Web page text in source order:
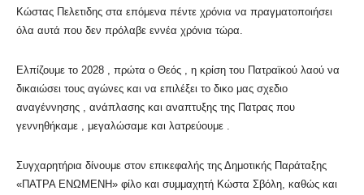
Κώστας Πελετιδης στα επόμενα πέντε χρόνια να πραγματοποιήσει
όλα αυτά που δεν πρόλαβε εννέα χρόνια τώρα.
Ελπίζουμε το 2028 , πρώτα ο Θεός , η κρίση του Πατραϊκού λαού να
δικαιώσει τους αγώνες και να επιλέξει το δικο μας σχεδιο
αναγέννησης , ανάπλασης και αναπτυξης της Πατρας που
γεννηθήκαμε , μεγαλώσαμε και λατρεύουμε .
Συγχαρητήρια δίνουμε στον επικεφαλής της Δημοτικής Παράταξης
«ΠΑΤΡΑ ΕΝΩΜΕΝΗ» φίλο και συμμαχητή Κώστα Σβόλη, καθώς και